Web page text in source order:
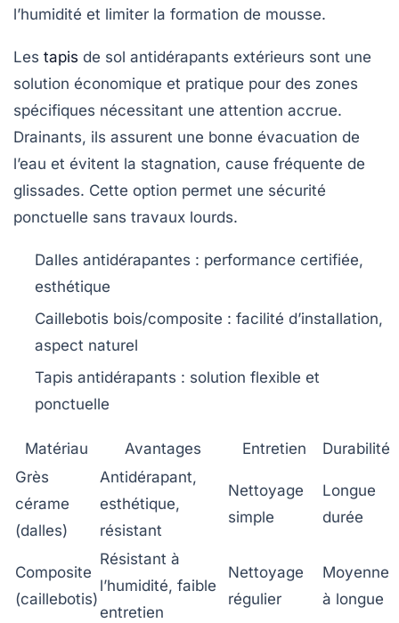
l’humidité et limiter la formation de mousse.
Les tapis de sol antidérapants extérieurs sont une
solution économique et pratique pour des zones
spécifiques nécessitant une attention accrue.
Drainants, ils assurent une bonne évacuation de
l’eau et évitent la stagnation, cause fréquente de
glissades. Cette option permet une sécurité
ponctuelle sans travaux lourds.
Dalles antidérapantes : performance certifiée,
esthétique
Caillebotis bois/composite : facilité d’installation,
aspect naturel
Tapis antidérapants : solution flexible et
ponctuelle
Matériau Avantages Entretien
Durabilité
Grès
cérame
(dalles)
Antidérapant,
esthétique,
résistant
Nettoyage
simple
Longue
durée
Composite
(caillebotis)
Résistant à
l’humidité, faible
entretien
Nettoyage
régulier
Moyenne
à longue